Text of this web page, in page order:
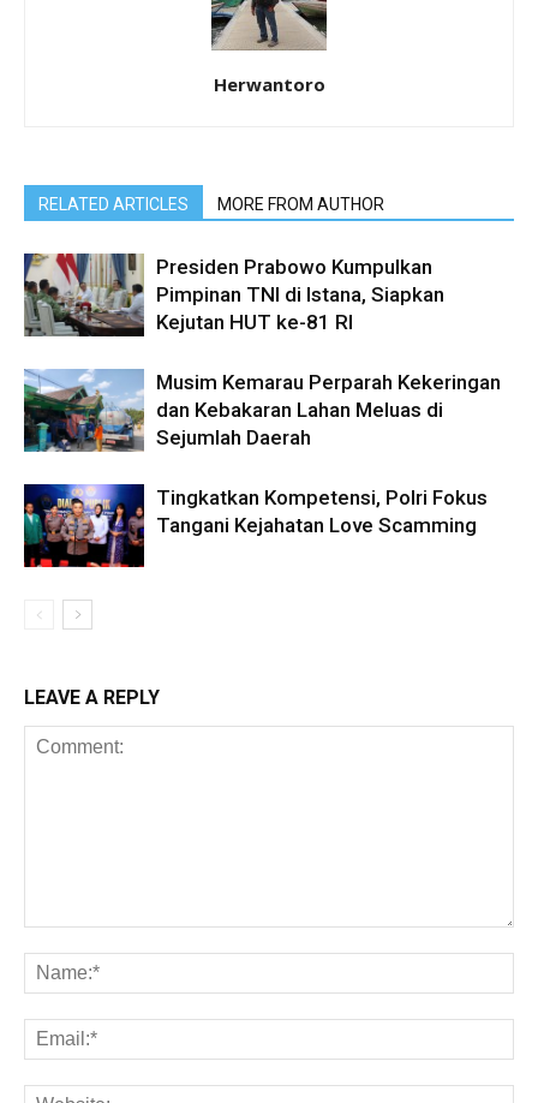
Herwantoro
RELATED ARTICLES MORE FROM AUTHOR
Presiden Prabowo Kumpulkan
Pimpinan TNI di Istana, Siapkan
Kejutan HUT ke-81 RI
Musim Kemarau Perparah Kekeringan
dan Kebakaran Lahan Meluas di
Sejumlah Daerah
Tingkatkan Kompetensi, Polri Fokus
Tangani Kejahatan Love Scamming
LEAVE A REPLY